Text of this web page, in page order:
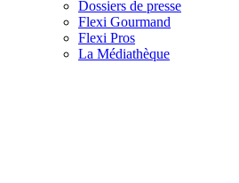
Dossiers de presse
Flexi Gourmand
Flexi Pros
La Médiathèque